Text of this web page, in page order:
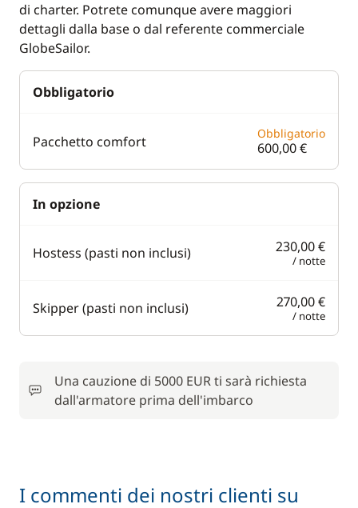
di charter. Potrete comunque avere maggiori
dettagli dalla base o dal referente commerciale
GlobeSailor.
Obbligatorio
Pacchetto comfort Obbligatorio
600,00 €
In opzione
Hostess (pasti non inclusi) 230,00 €
/ notte
Skipper (pasti non inclusi) 270,00 €
/ notte
Una cauzione di 5000 EUR ti sarà richiesta
dall'armatore prima dell'imbarco
I commenti dei nostri clienti su